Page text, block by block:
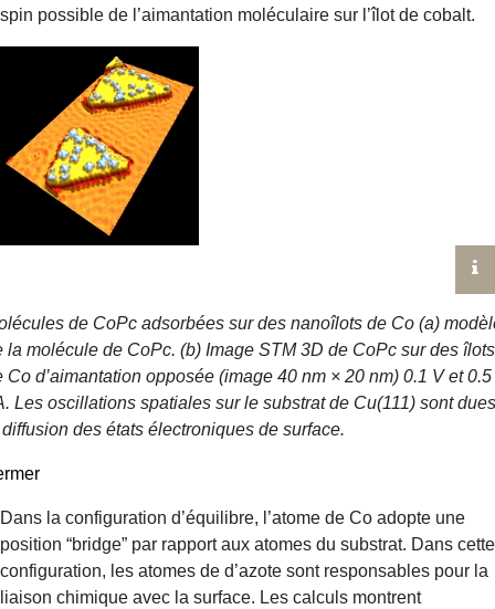
spin possible de l’aimantation moléculaire sur l’îlot de cobalt.
de CoPc adsorbées sur des nanoîlots de Co (a)
la molécule de CoPc. (b) Image STM 3D de CoPc sur des îlots
Co d’aimantation opposée (image 40 nm × 20 nm) 0.1 V et 0.5
Les oscillations spatiales sur le substrat de Cu(111) sont
des états électroniques de surface.
Dans la configuration d’équilibre, l’atome de Co adopte une
position “bridge” par rapport aux atomes du substrat. Dans cette
configuration, les atomes de d’azote sont responsables pour la
liaison chimique avec la surface. Les calculs montrent